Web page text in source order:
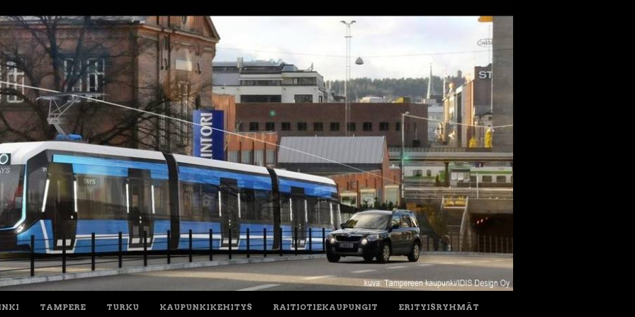
TAMPERE TURKU KAUPUNKIKEHITYS RAITIOTIEKAUPUNGIT ERITYISRYHMÄT